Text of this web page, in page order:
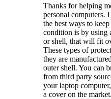
Thanks for helping
personal computers.
the best ways to
condition is by using
or shell, that will fit
These types of
they are
outer shell. You can
from third party
your laptop
a cover on the